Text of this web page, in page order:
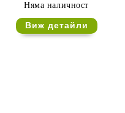
Няма наличност
Виж детайли